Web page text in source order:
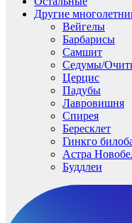
Другие
Вейгелы
Барбарисы
Самшит
Седумы/
Церцис
Падубы
Лавровишня
Спирея
Бересклет
Гинкго
Астра
Буддлеи